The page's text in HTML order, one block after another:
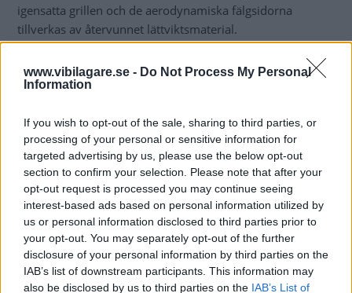
www.vibilagare.se - Do Not Process My Personal
Information
If you wish to opt-out of the sale, sharing to third parties, or
processing of your personal or sensitive information for
targeted advertising by us, please use the below opt-out
section to confirm your selection. Please note that after your
opt-out request is processed you may continue seeing
interest-based ads based on personal information utilized by
us or personal information disclosed to third parties prior to
your opt-out. You may separately opt-out of the further
disclosure of your personal information by third parties on the
IAB’s list of downstream participants. This information may
also be disclosed by us to third parties on the IAB’s List of
igensatta grillen och de aerodynamiska fälgsidorna
tillverkas av återvunnet lättviktsmaterial.
På insidan har nästan alla lyxdetaljer skalats bort för att ge
ett ärligare och mer transparent intryck. Ratten är tejpad